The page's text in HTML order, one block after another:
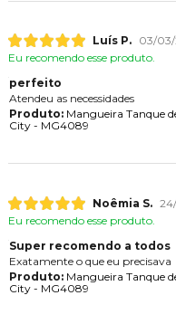
Luís P.
03/
Eu recomendo esse produto.
perfeito
Atendeu as necessidades
Produto:Mangueira Tanque
City - MG4089
Noêmia S.
Eu recomendo esse produto.
Super recomendo a todos
Exatamente o que eu precisava
Produto:Mangueira Tanque
City - MG4089